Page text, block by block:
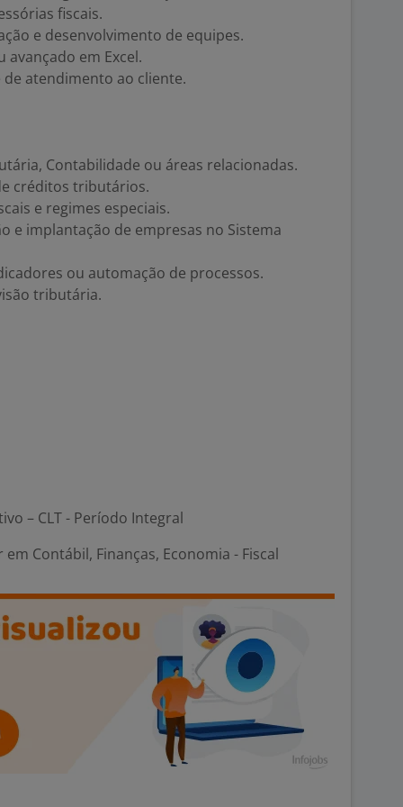
fiscais.
e desenvolvimento de equipes.
em Excel.
de atendimento ao cliente.
Contabilidade ou áreas relacionadas.
créditos tributários.
e regimes especiais.
e implantação de empresas no Sistema
ou automação de processos.
tributária.
– CLT - Período Integral
em Contábil, Finanças, Economia - Fiscal